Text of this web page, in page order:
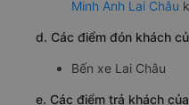
Minh Anh Lai Châu
d. Các điểm đón khách
Bến xe Lai Châu
e. Các điểm trả khách